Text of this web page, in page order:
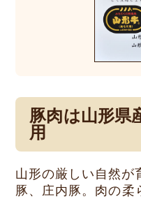
豚肉は山形県
用
山形の厳しい自然が
豚、庄内豚。肉の柔